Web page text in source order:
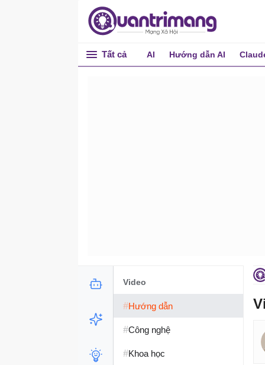
Tất cả AI Hướng dẫn AI
Video
#Hướng dẫn
#Công nghệ
#Khoa học